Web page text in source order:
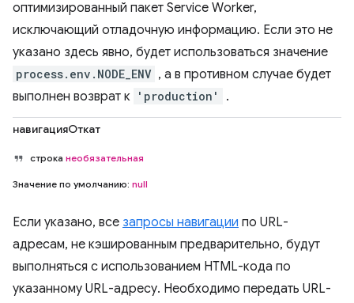
оптимизированный пакет Service Worker,
исключающий отладочную информацию. Если это не
указано здесь явно, будет использоваться значение
process.env.NODE_ENV , а в противном случае будет
выполнен возврат к 'production' .
навигацияОткат
строка необязательная
Значение по умолчанию: null
Если указано, все запросы навигации по URL-
адресам, не кэшированным предварительно, будут
выполняться с использованием HTML-кода по
указанному URL-адресу. Необходимо передать URL-